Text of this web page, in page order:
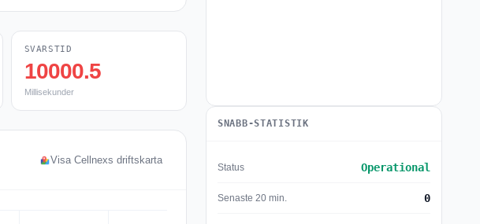
SVARSTID
10000.5
Millisekunder
Visa Cellnexs driftskarta
SNABB-STATISTIK
Status Operational
Senaste 20 min. 0